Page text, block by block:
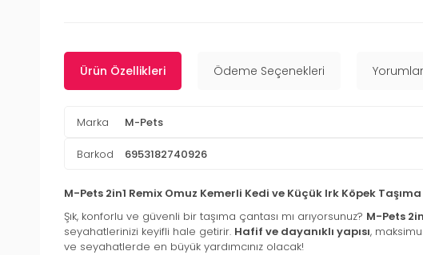
Ürün Özellikleri Ödeme Seçenekleri
Marka M-Pets
Barkod 6953182740926
M-Pets 2in1 Remix Omuz Kemerli Kedi ve Küçük Irk Köpek
Şık, konforlu ve güvenli bir taşıma çantası mı arıyorsunuz? M-Pets
seyahatlerinizi keyifli hale getirir. Hafif ve dayanıklı yapısı,
ve seyahatlerde en büyük yardımcınız olacak!